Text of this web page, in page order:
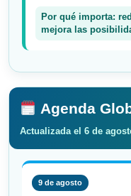
Por qué importa:
mejora las
Agenda
Actualizada el 6 de
9 de agosto